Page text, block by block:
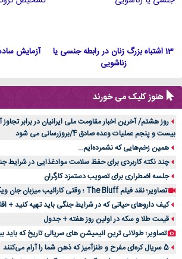
13 اشتباه بزرگ زنان در رابطه جنسی یا
زناشویی
آزمایش
هنوز کلیک می خورند
روز هشتم/ آخرین اخبار مقاومت ملی ایرانیان در برابر
بیست و پنجم عملیات وعده صادق 4/بروزرسانی می شود
همین زخم‌هایی که نشمرده‌ایم...
چند نکته کاربردی برای حفظ سلامت موادغذایی در شرایط
جلسه اضطراری برای تصویب دستمزد کارگران
تصاویر؛ نقد فیلم The Bluff ؛ وقتی کارائیب میزبان جان ویک می‌شود
کیف داروهای حیاتی که در شرایط جنگی باید تهیه کنید +
قیمت طلا و سکه در اولین روز هفته + جدول
تصاویر؛ طولانی ترین انیمیشن های سریالی تاریخ که باید
5 سریال کره‌ای مفرح و طنزآمیز که ذهن شما را آرام می‌کنند